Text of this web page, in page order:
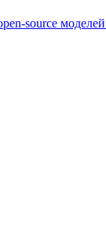
source